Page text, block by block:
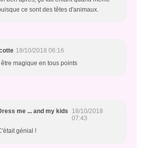
ce sont des têtes d'animaux.
18/10/2018 06:16
magique en tous points
me ... and my kids
18/10/2018
07:43
génial !